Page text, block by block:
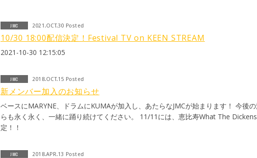
JMC 2021.OCT.30 Posted
10/30 18:00配信決定！Festival TV on KEEN STREAM
2021-10-30 12:15:05
JMC 2018.OCT.15 Posted
新メンバー加入のお知らせ
ベースにMARYNE、ドラムにKUMAが加入し、あたらなJMCが始まります！ 今後
らも永く永く、一緒に踊り続けてください。 11/11には、恵比寿What The
定！！
JMC 2018.APR.13 Posted